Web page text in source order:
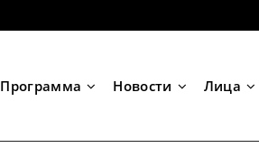
Программа Новости Лица